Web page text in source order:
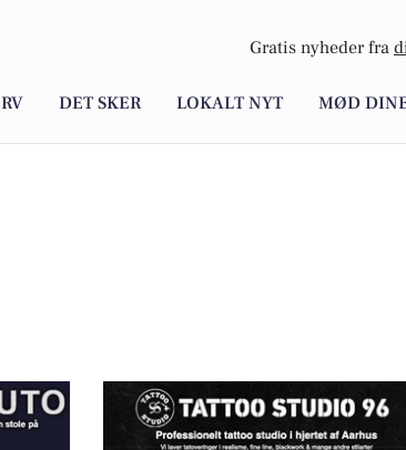
Gratis nyheder fra
DET SKER LOKALT NYT MØD